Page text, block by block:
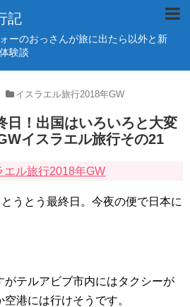
記
ーのおっさんが旅に出たら以外と新
験談
イスラエル旅行2018年GW
日！出国はいろいろと大変
イスラエル旅行その21
エル旅行2018年GW
うとう最終日。今夜の便で日本に
がテルアビブ市内にはタクシーが
港には行けそうです。